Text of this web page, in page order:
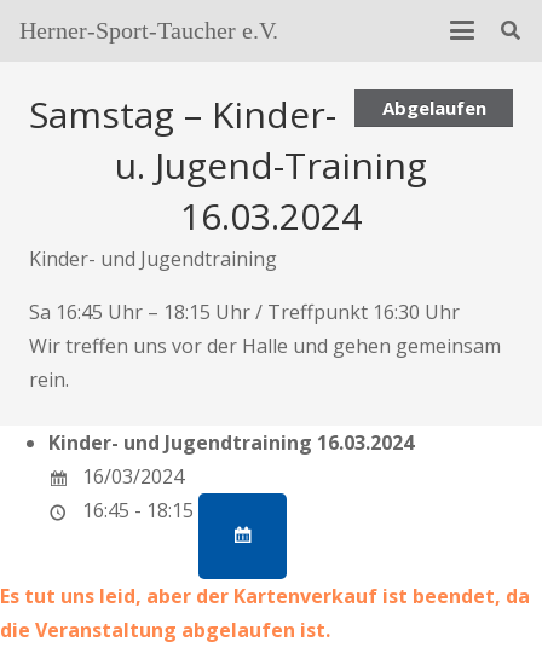
Herner-Sport-Taucher e.V.
Abgelaufen
Samstag – Kinder-
u. Jugend-Training
16.03.2024
Kinder- und Jugendtraining
Sa 16:45 Uhr – 18:15 Uhr / Treffpunkt 16:30 Uhr
Wir treffen uns vor der Halle und gehen gemeinsam
rein.
Kinder- und Jugendtraining 16.03.2024
16/03/2024
16:45 - 18:15
Es tut uns leid, aber der Kartenverkauf ist beendet, da
die Veranstaltung abgelaufen ist.